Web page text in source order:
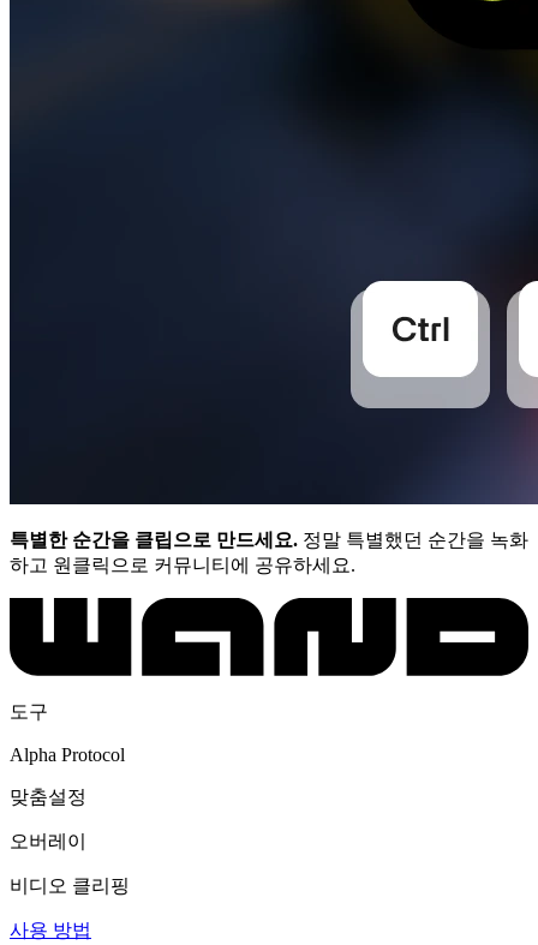
특별한 순간을 클립으로 만드세요. 정말 특별했던 순간을 녹화
하고 원클릭으로 커뮤니티에 공유하세요.
도구
Alpha Protocol
맞춤설정
오버레이
비디오 클리핑
사용 방법